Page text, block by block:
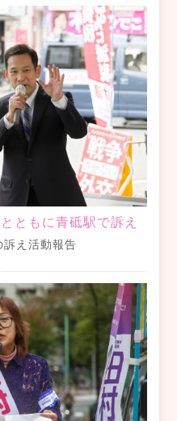
ともに青砥駅で訴え
訴え活動報告